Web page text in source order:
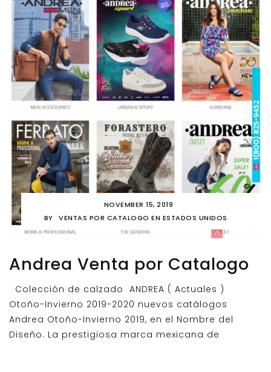
NOVEMBER 15, 2019
BY
VENTAS POR CATALOGO EN ESTADOS UNIDOS
Andrea Venta por Catalogo
Colección de calzado ANDREA ( Actuales )
Otoño-Invierno 2019-2020 nuevos catálogos
Andrea Otoño-Invierno 2019, en el Nombre del
Diseño. La prestigiosa marca mexicana de